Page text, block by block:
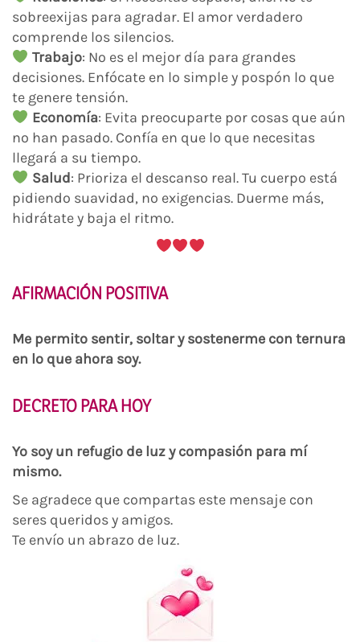
sobreexijas para agradar. El amor verdadero
comprende los silencios.
Trabajo: No es el mejor día para grandes
decisiones. Enfócate en lo simple y pospón lo que
te genere tensión.
Economía: Evita preocuparte por cosas que aún
no han pasado. Confía en que lo que necesitas
llegará a su tiempo.
Salud: Prioriza el descanso real. Tu cuerpo está
pidiendo suavidad, no exigencias. Duerme más,
hidrátate y baja el ritmo.
AFIRMACIÓN POSITIVA
Me permito sentir, soltar y sostenerme con ternura
en lo que ahora soy.
DECRETO PARA HOY
Yo soy un refugio de luz y compasión para mí
mismo.
Se agradece que compartas este mensaje con
seres queridos y amigos.
Te envío un abrazo de luz.